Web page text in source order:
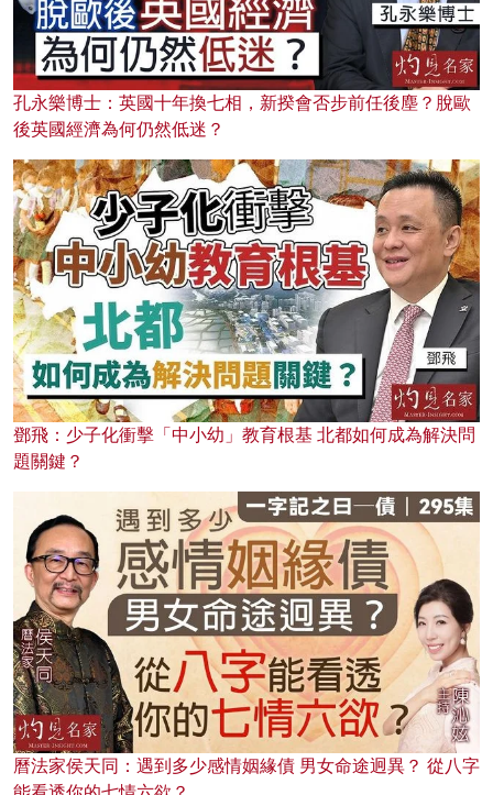
孔永樂博士：英國十年換七相，新揆會否步前任後塵？脫歐
後英國經濟為何仍然低迷？
鄧飛：少子化衝擊「中小幼」教育根基 北都如何成為解決問
題關鍵？
曆法家侯天同：遇到多少感情姻緣債 男女命途迥異？ 從八字